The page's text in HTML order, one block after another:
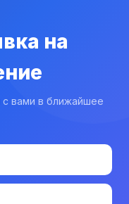
на
вами в ближайшее